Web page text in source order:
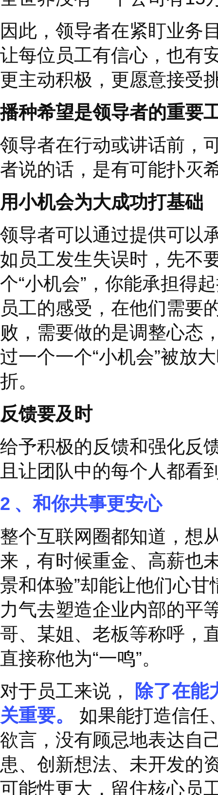
我们的队伍一直飘飘
冬天并不可怕。我们
一点，但不会亏损。
强的。我们还要整顿
我们为什么能胜利，
全世界没有一个公司有
因此，领导者在紧盯
让每位员工有信心，
更主动积极，更愿意
播种希望是领导者的
领导者在行动或讲话
者说的话，是有可能
用小机会为大成功打
领导者可以通过提供
如员工发生失误时，
个 小机会”，你能承担
员工的感受，在他们
败，需要做的是调整
过一个一个“小机会”被
折。
反馈要及时
给予积极的反馈和强
且让团队中的每个人
2
、和你共事更安心